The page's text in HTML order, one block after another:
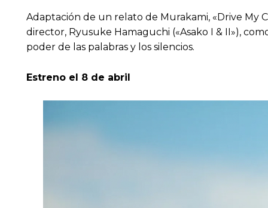
Adaptación de un relato de Murakami, «Drive My
director, Ryusuke Hamaguchi («Asako I & II»),
poder de las palabras y los silencios.
Estreno el 8 de abril